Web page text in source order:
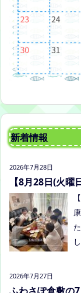
新着情報
2026年7月28日
【8月28日(火曜
2026年7月27日